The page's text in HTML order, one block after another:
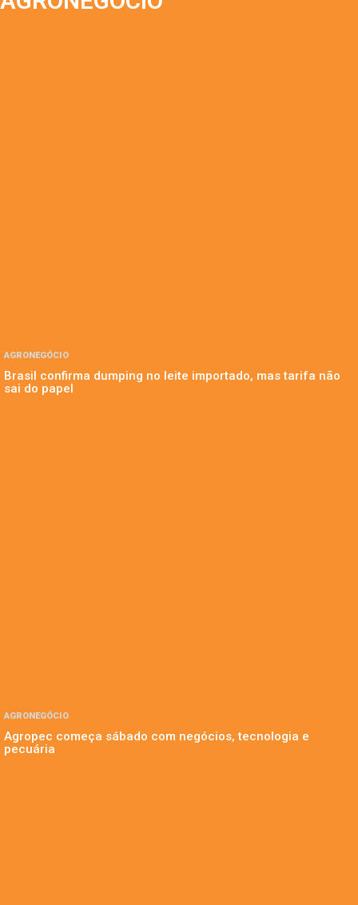
AGRONEGÓCIO
Brasil confirma dumping no leite importado, mas tarifa não
sai do papel
AGRONEGÓCIO
Agropec começa sábado com negócios, tecnologia e
pecuária